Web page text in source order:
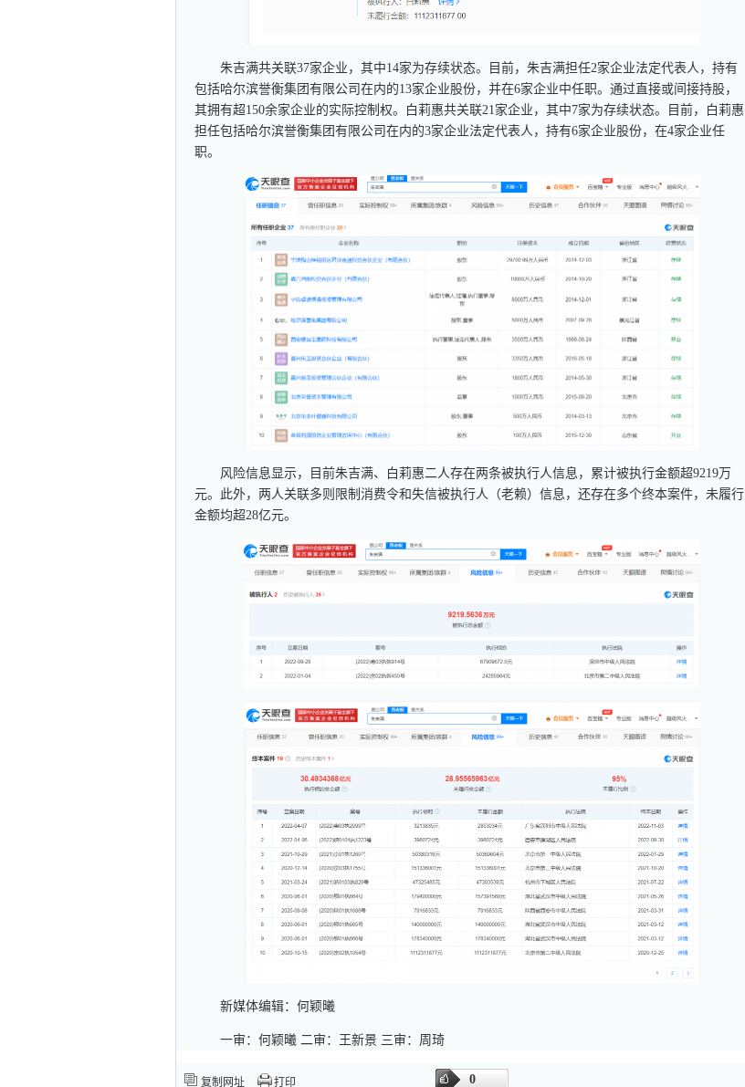
朱吉满共关联37家企业，其中14家为存续状态。目前，朱吉满担任2家企业法定代表人，持有
包括哈尔滨誉衡集团有限公司在内的13家企业股份，并在6家企业中任职。通过直接或间接持股，
其拥有超150余家企业的实际控制权。白莉惠共关联21家企业，其中7家为存续状态。目前，白莉惠
担任包括哈尔滨誉衡集团有限公司在内的3家企业法定代表人，持有6家企业股份，在4家企业任
职。
风险信息显示，目前朱吉满、白莉惠二人存在两条被执行人信息，累计被执行金额超9219万
元。此外，两人关联多则限制消费令和失信被执行人（老赖）信息，还存在多个终本案件，未履行
金额均超28亿元。
新媒体编辑：何颖曦
一审：何颖曦 二审：王新景 三审：周琦
复制网址 打印 0